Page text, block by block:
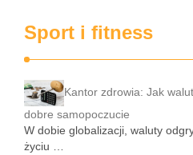
Sport i fitness
Kantor zdrowia: Jak
dobre samopoczucie
W dobie globalizacji, waluty
życiu …